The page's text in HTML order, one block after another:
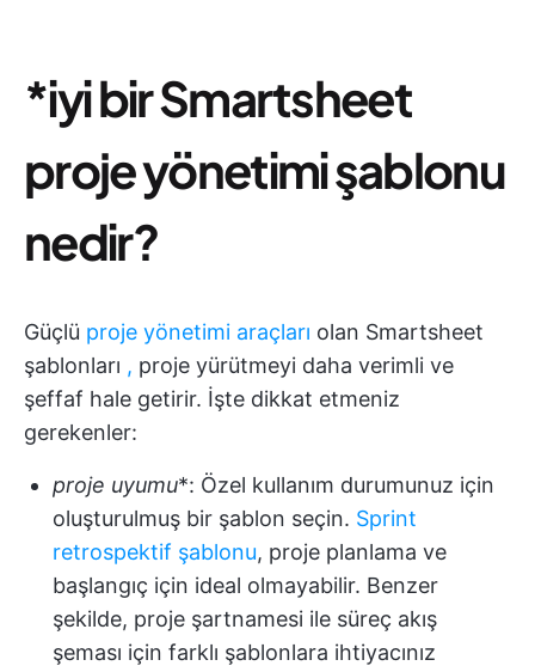
*i̇yi bir Smartsheet
proje yönetimi şablonu
nedir?
Güçlü proje yönetimi araçları olan Smartsheet
şablonları , proje yürütmeyi daha verimli ve
şeffaf hale getirir. İşte dikkat etmeniz
gerekenler:
proje uyumu*: Özel kullanım durumunuz için
oluşturulmuş bir şablon seçin. Sprint
retrospektif şablonu, proje planlama ve
başlangıç için ideal olmayabilir. Benzer
şekilde, proje şartnamesi ile süreç akış
şeması için farklı şablonlara ihtiyacınız